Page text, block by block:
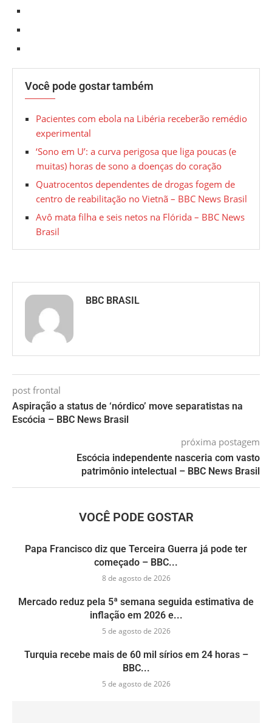
Você pode gostar também
Pacientes com ebola na Libéria receberão remédio
experimental
‘Sono em U’: a curva perigosa que liga poucas (e
muitas) horas de sono a doenças do coração
Quatrocentos dependentes de drogas fogem de
centro de reabilitação no Vietnã – BBC News Brasil
Avô mata filha e seis netos na Flórida – BBC News
Brasil
BBC BRASIL
post frontal
Aspiração a status de ‘nórdico’ move separatistas na
Escócia – BBC News Brasil
próxima postagem
Escócia independente nasceria com vasto
patrimônio intelectual – BBC News Brasil
VOCÊ PODE GOSTAR
Papa Francisco diz que Terceira Guerra já pode ter
começado – BBC...
8 de agosto de 2026
Mercado reduz pela 5ª semana seguida estimativa de
inflação em 2026 e...
5 de agosto de 2026
Turquia recebe mais de 60 mil sírios em 24 horas –
BBC...
5 de agosto de 2026